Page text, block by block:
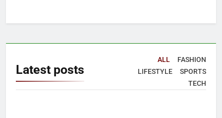
Latest posts
ALL
FASHION
LIFESTYLE
SPORTS
TECH